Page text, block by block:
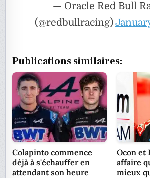
— Oracle Red Bull
(@redbullracing)
Publications similaires:
Colapinto commence
déjà à s'échauffer en
attendant son heure
Ocon et
affaire
mieux